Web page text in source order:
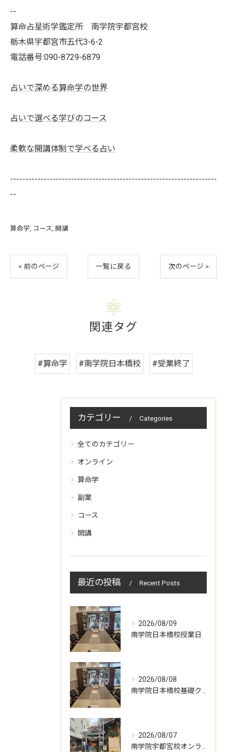
--
算命占星術学鑑定所 南学院宇都宮校
栃木県宇都宮市五代3-6-2
電話番号:090-8729-6879
占いで深める算命学の世界
占いで選べる学びのコース
柔軟な開講体制で学べる占い
--------------------------------------------------------------------
--
算命学 コース 開講
< 前のページ 一覧に戻る 次のページ >
関連タグ
#算命学 #南学院日本橋校 #受業終了
カテゴリー Categories
全てのカテゴリー
オンライン
算命学
副業
コース
開講
最近の投稿 Recent Posts
2026/08/09
南学院日本橋校授業日
2026/08/08
2026/08/07